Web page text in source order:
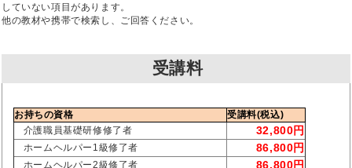
していない項目があります。
他の教材や携帯で検索し、ご回答ください。
受講料
お持ちの資格
受講料(税込)
介護職員基礎研修修了者
32,800円
ホームヘルパー1級修了者 86,800円
ホームヘルパー2級修了者 86,800円